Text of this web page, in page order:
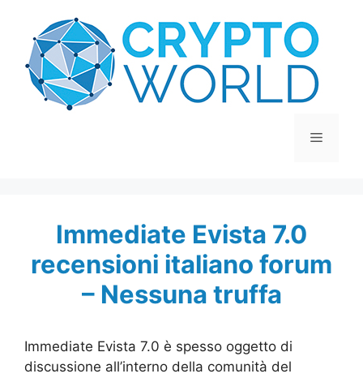
contenuto
Menu
Immediate Evista 7.0
recensioni italiano forum
– Nessuna truffa
Immediate Evista 7.0 è spesso oggetto di
discussione all’interno della comunità del